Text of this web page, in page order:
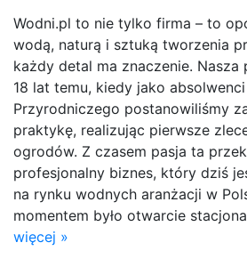
Wodni.pl to nie tylko firma – to
wodą, naturą i sztuką tworzenia
każdy detal ma znaczenie. Nasza
18 lat temu, kiedy jako
Przyrodniczego postanowiliśmy
praktykę, realizując pierwsze
ogrodów. Z czasem pasja ta
profesjonalny biznes, który dziś
na rynku wodnych aranżacji w
momentem było otwarcie
więcej »